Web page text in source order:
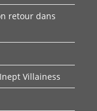
retour dans
Villainess